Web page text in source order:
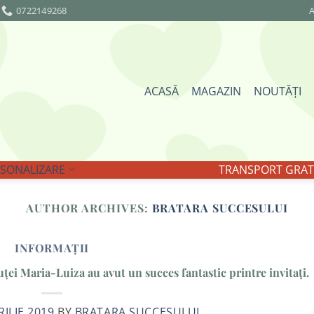
0722149268
ACASĂ MAGAZIN NOUTĂȚI
TRANSPORT
AUTHOR ARCHIVES: BRATARA SUCCESULUI
INFORMAȚII
Maria-Luiza au avut un succes fantastic printre invitați.